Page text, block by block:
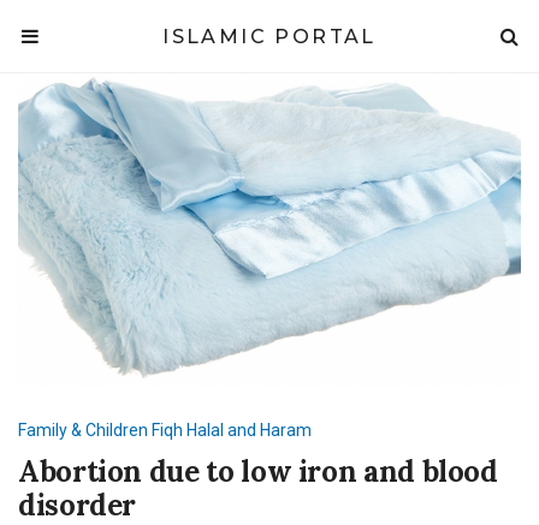
ISLAMIC PORTAL
Family & Children Fiqh Halal and Haram
Abortion due to low iron and blood
disorder